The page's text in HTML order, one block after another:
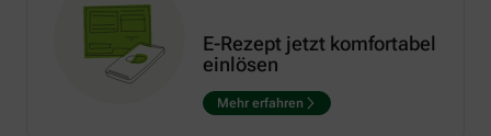
E-Rezept jetzt komfortabel
einlösen
Mehr erfahren